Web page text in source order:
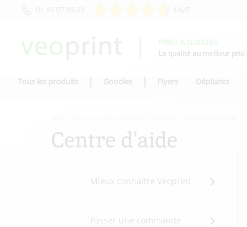
La qualité au meilleur prix
Tous les produits Goodies Flyers Dépliants
Centre d'aide
Mieux connaître Veoprint
Passer une commande